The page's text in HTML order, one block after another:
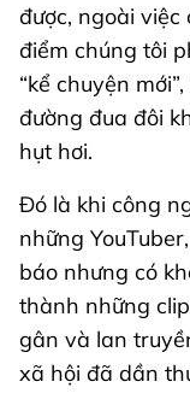
được, ngoài
điểm chúng tôi
“kể chuyện
đường đua đôi
hụt hơi.
Đó là khi công
những
báo nhưng có
thành những
gân và lan
xã hội đã dần